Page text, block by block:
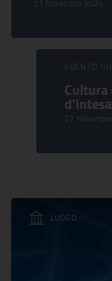
21 Novembre 2024
EVENTO
27
LUOGO